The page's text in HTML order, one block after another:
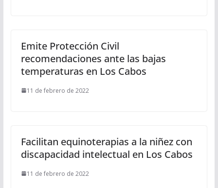
Emite Protección Civil
recomendaciones ante las bajas
temperaturas en Los Cabos
11 de febrero de 2022
Facilitan equinoterapias a la niñez con
discapacidad intelectual en Los Cabos
11 de febrero de 2022